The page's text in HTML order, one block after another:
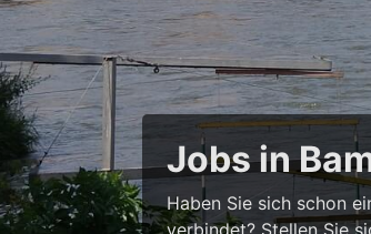
Jobs in
Haben Sie sich schon